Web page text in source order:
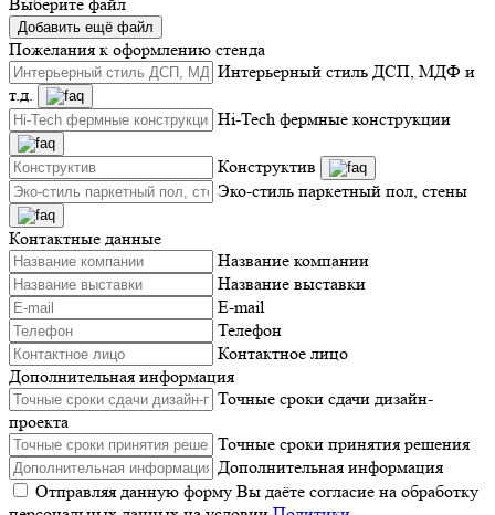
Добавить ещё файл
Пожелания к оформлению стенда
Интерьерный стиль ДСП, МДФ и
т.д.
Hi-Tech фермные конструкции
Конструктив
Эко-стиль паркетный пол, стены
Контактные данные
Название компании
Название выставки
E-mail
Телефон
Контактное лицо
Дополнительная информация
Точные сроки сдачи дизайн-
проекта
Точные сроки принятия решения
Дополнительная информация
Отправляя данную форму Вы даёте согласие на обработку